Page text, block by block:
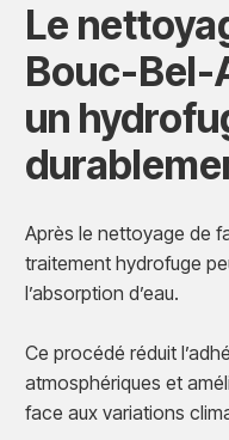
Le
Bouc-Bel-
un
Après le nettoyage de
traitement hydrofuge
l’absorption d’eau.
Ce procédé réduit
atmosphériques et
face aux variations